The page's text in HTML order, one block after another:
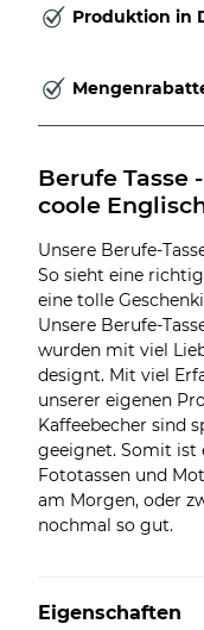
Produktion in
Berufe Tasse
coole
Unsere Berufe-
So sieht eine
eine tolle
Unsere Berufe-
wurden mit viel
designt. Mit viel
unserer eigenen
Kaffeebecher sind
geeignet. Somit ist
Fototassen und
am Morgen, oder
nochmal so gut.
Eigenschaften